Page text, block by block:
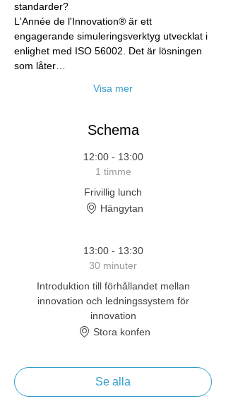
standarder?​
L'Année de l'Innovation® är ett
engagerande simuleringsverktyg utvecklat i
enlighet med ISO 56002. Det är lösningen
som låter…
Visa mer
Schema
12:00 - 13:00
1 timme
Frivillig lunch
Hängytan
13:00 - 13:30
30 minuter
Introduktion till förhållandet mellan
innovation och ledningssystem för
innovation
Stora konfen
Se alla